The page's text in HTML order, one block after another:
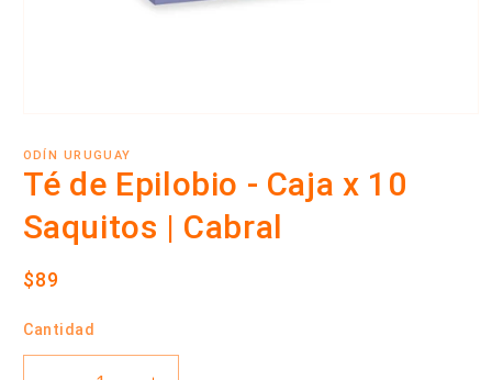
multimedia
1
ventana
modal
ODÍN URUGUAY
Té de Epilobio - Caja x 10
Saquitos | Cabral
Precio
$89
Cantidad